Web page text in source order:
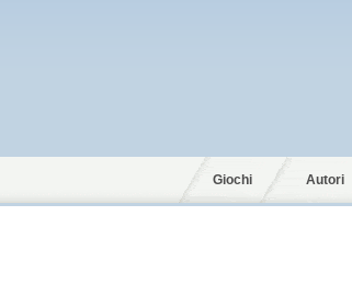
Giochi Autori